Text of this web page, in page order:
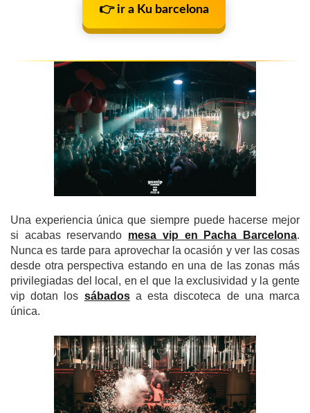
👉 ir a Ku barcelona
Una experiencia única que siempre puede hacerse mejor
si acabas reservando mesa vip en Pacha Barcelona.
Nunca es tarde para aprovechar la ocasión y ver las cosas
desde otra perspectiva estando en una de las zonas más
privilegiadas del local, en el que la exclusividad y la gente
vip dotan los sábadosa esta discoteca de una marca
única.